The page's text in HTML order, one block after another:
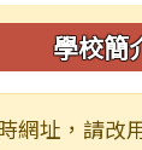
學校簡
網址，請改